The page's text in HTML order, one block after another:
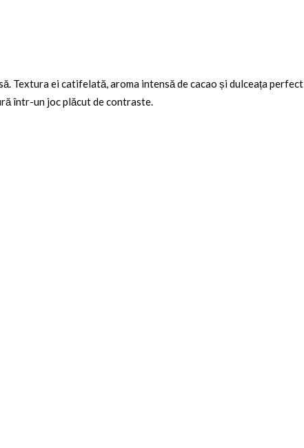
Textura ei catifelată, aroma intensă de cacao și dulceața perfect
într-un joc plăcut de contraste.